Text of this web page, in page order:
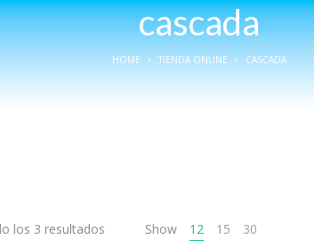
cascada
HOME TIENDA ONLINE CASCADA
los 3 resultados Show 12 15 30